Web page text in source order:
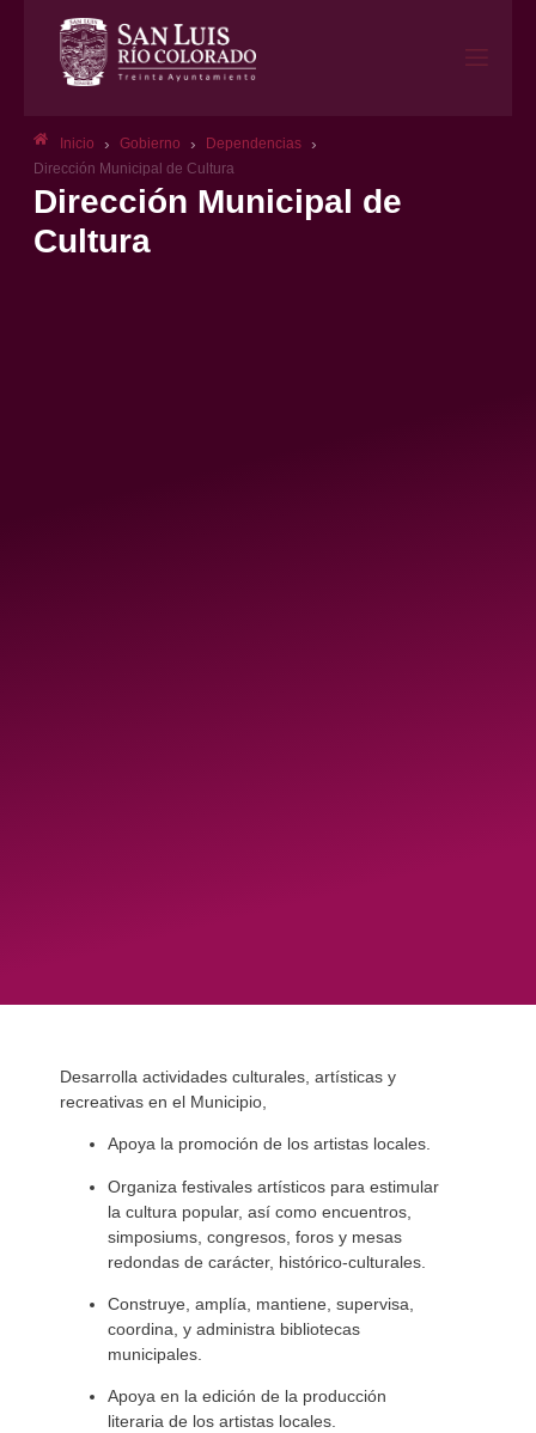
Inicio › Gobierno › Dependencias ›
Dirección Municipal de Cultura
Dirección Municipal de
Cultura
Desarrolla actividades culturales, artísticas y
recreativas en el Municipio,
Apoya la promoción de los artistas locales.
Organiza festivales artísticos para estimular
la cultura popular, así como encuentros,
simposiums, congresos, foros y mesas
redondas de carácter, histórico-culturales.
Construye, amplía, mantiene, supervisa,
coordina, y administra bibliotecas
municipales.
Apoya en la edición de la producción
literaria de los artistas locales.